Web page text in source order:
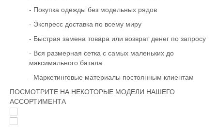
- Покупка одежды без модельных рядов
- Экспресс доставка по всему миру
- Быстрая замена товара или возврат денег по запросу
- Вся размерная сетка с самых маленьких до
максимального батала
- Маркетинговые материалы постоянным клиентам
ПОСМОТРИТЕ НА НЕКОТОРЫЕ МОДЕЛИ НАШЕГО
АССОРТИМЕНТА